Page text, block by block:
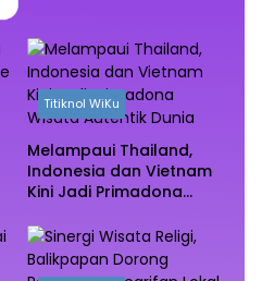
Titiknol WiKu
Melampaui Thailand,
Indonesia dan Vietnam
Kini Jadi Primadona